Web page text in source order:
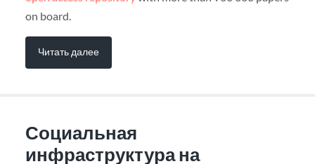
on board.
Читать далее
Социальная
инфраструктура на